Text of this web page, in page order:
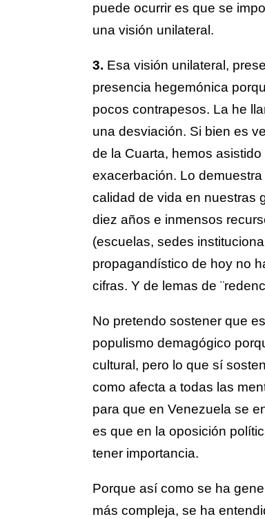
puede ocurrir es que se
una visión unilateral.
3. Esa visión unilateral,
presencia hegemónica
pocos contrapesos. La he
una desviación. Si bien es
de la Cuarta, hemos
exacerbación. Lo
calidad de vida en nuestras
diez años e inmensos
(escuelas, sedes
propagandístico de hoy no
cifras. Y de lemas de
No pretendo sostener que
populismo demagógico
cultural, pero lo que sí
como afecta a todas las
para que en Venezuela se
es que en la oposición
tener importancia.
Porque así como se ha
más compleja, se ha